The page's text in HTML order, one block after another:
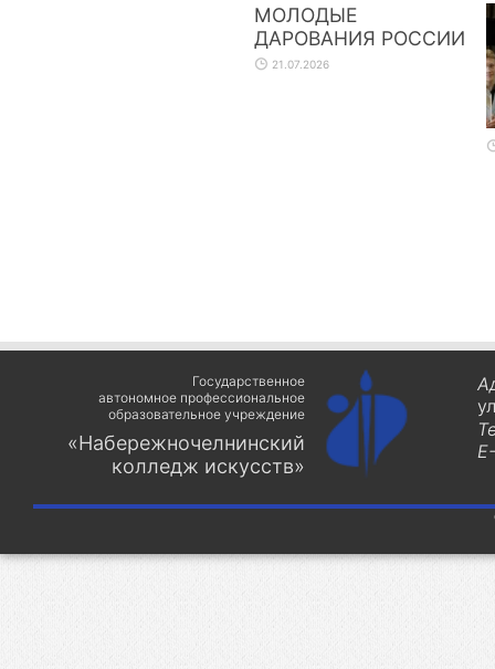
МОЛОДЫЕ
ДАРОВАНИЯ РОССИИ
21.07.2026
Государственное
автономное профессиональное
образовательное учреждение
«Набережночелнинский
колледж искусств»